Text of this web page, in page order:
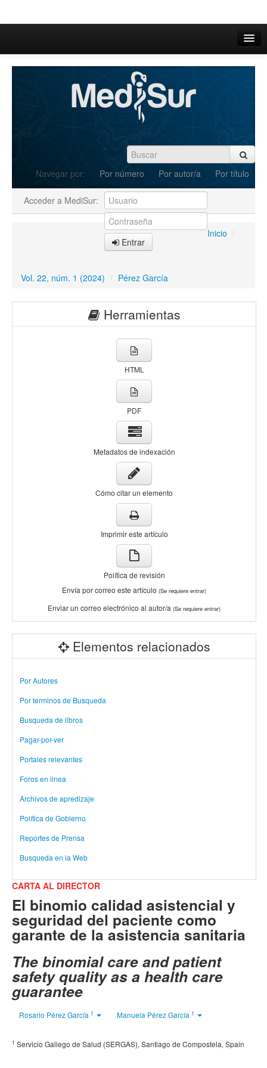
Inicio
Actual
Archivos
Navegar por: Por número Por autor/a Por título
Acceder a MediSur:
Entrar
Inicio /
Vol. 22, núm. 1 (2024) / Pérez García
Herramientas
HTML
PDF
Metadatos de indexación
Cómo citar un elemento
Imprimir este artículo
Política de revisión
Envía por correo este artículo (Se requiere entrar)
Enviar un correo electrónico al autor/a (Se requiere entrar)
Elementos relacionados
Por Autores
Por terminos de Busqueda
Busqueda de libros
Pagar-por-ver
Portales relevantes
Foros en linea
Archivos de apredizaje
Política de Gobierno
Reportes de Prensa
Busqueda en la Web
CARTA AL DIRECTOR
El binomio calidad asistencial y
seguridad del paciente como
garante de la asistencia sanitaria
The binomial care and patient
safety quality as a health care
guarantee
Rosario Pérez García 1 Manuela Pérez García 1
1 Servicio Gallego de Salud (SERGAS), Santiago de Compostela, Spain